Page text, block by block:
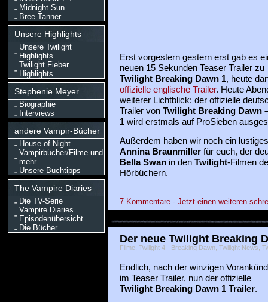
Midnight Sun
Bree Tanner
Unsere Highlights
Unsere Twilight
Highlights
Twilight Fieber
Highlights
Stephenie Meyer
Biographie
Interviews
andere Vampir-Bücher
House of Night
Vampirbücher/Filme und
mehr
Unsere Buchtipps
The Vampire Diaries
Die TV-Serie
Vampire Diaries
Episodenübersicht
Die Bücher
Erst vorgestern gestern erst gab es
neuen 15 Sekunden Teaser Trailer zu
Twilight Breaking Dawn 1, heute
offizielle englische Trailer. Heute
weiterer Lichtblick: der offizielle
Trailer von Twilight Breaking Dawn
1wird erstmals auf ProSieben
Außerdem haben wir noch ein
Annina Braunmillerfür euch, der
Bella Swanin den Twilight-Filmen
Hörbüchern.
7 Kommentare - Jetzt einen weiteren
Der neue Twilight Breaking
Filme, Twilight 4 - Breaking Dawn, Twilight News
Endlich, nach der winzigen
im Teaser Trailer, nun der offizielle
Twilight Breaking Dawn 1 Trailer.